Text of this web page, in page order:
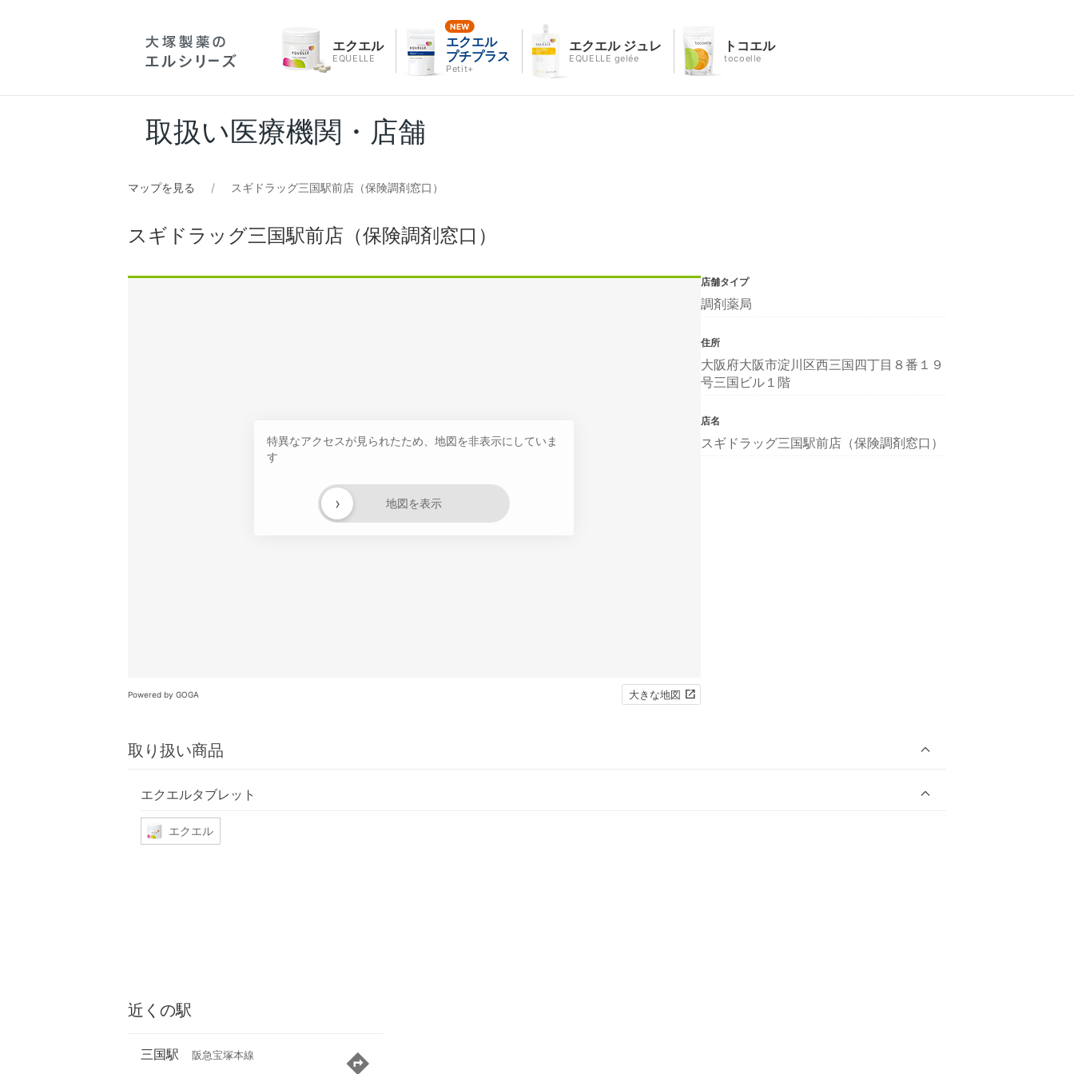
エクエル
EQUELLE
エクエル
プチプラス
Petit+
エクエル ジュレ
EQUELLE gelée
トコエル
tocoelle
取扱い医療機関・店舗
マップを見る スギドラッグ三国駅前店（保険調剤窓口）
スギドラッグ三国駅前店（保険調剤窓口）
特異なアクセスが見られたため、地図を非表示にしていま
す
地図を表示
›
Powered by GOGA 大きな地図
取り扱い商品
エクエルタブレット
エクエル
店舗タイプ
調剤薬局
住所
大阪府大阪市淀川区西三国四丁目８番１９
号三国ビル１階
店名
スギドラッグ三国駅前店（保険調剤窓口）
近くの駅
三国駅 阪急宝塚本線